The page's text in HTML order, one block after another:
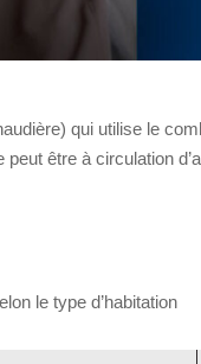
qui utilise le
être à circulation
le type d’habitation